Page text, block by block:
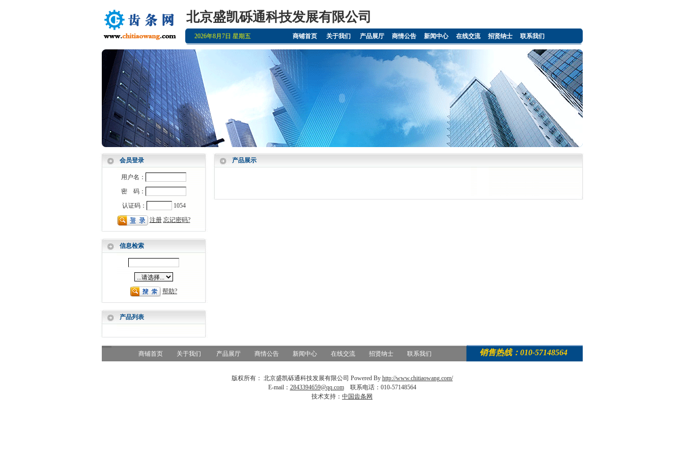
北京盛凯砾通科技发展有限公司
2026年8月7日 星期五 商铺首页 关于我们 产品展厅 商情公告 新闻中心 在线交流 招贤纳士 联系我们
会员登录
用户名：
密 码：
认证码：
1054
注册 忘记密码?
信息检索
帮助?
产品列表
产品展示
商铺首页 关于我们 产品展厅 商情公告 新闻中心 在线交流 招贤纳士 联系我们 销售热线：010-57148564
版权所有： 北京盛凯砾通科技发展有限公司 Powered By http://www.chitiaowang.com/
E-mail： 2843394659@qq.com联系电话：010-57148564
技术支持： 中国齿条网